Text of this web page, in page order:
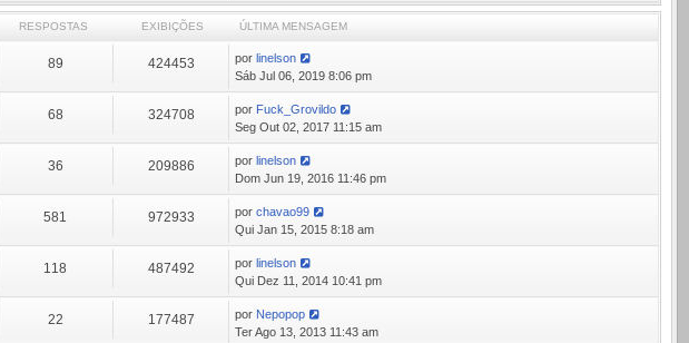
RESPOSTAS EXIBIÇÕES ÚLTIMA MENSAGEM
89 424453 porlinelson
Sáb Jul 06, 2019 8:06 pm
68 324708 por Fuck_Grovildo
Seg Out 02, 2017 11:15 am
36 209886 porlinelson
Dom Jun 19, 2016 11:46 pm
581 972933 porchavao99
Qui Jan 15, 2015 8:18 am
118 487492 porlinelson
Qui Dez 11, 2014 10:41 pm
22 177487 por Nepopop
Ter Ago 13, 2013 11:43 am